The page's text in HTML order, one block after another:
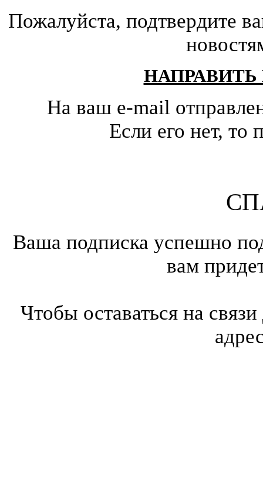
Пожалуйста, подтвердите
На ваш e-mail
Если его нет,
Ваша подписка успешно
вам
Чтобы оставаться на